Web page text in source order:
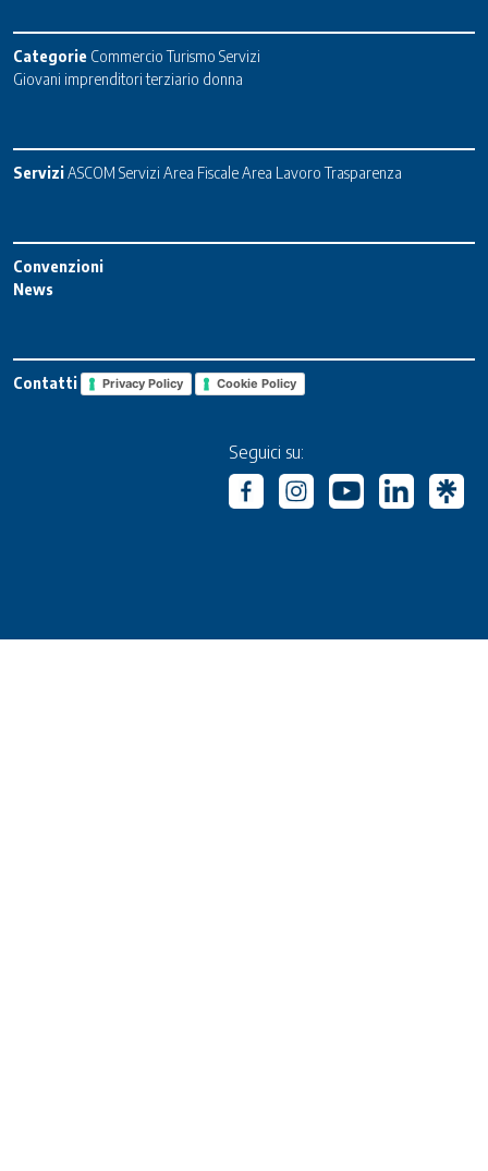
Categorie Commercio Turismo Servizi
Giovani imprenditori terziario donna
ServiziASCOM Servizi Area FiscaleArea Lavoro Trasparenza
Convenzioni
News
Contatti Privacy Policy Cookie Policy
Seguici su: